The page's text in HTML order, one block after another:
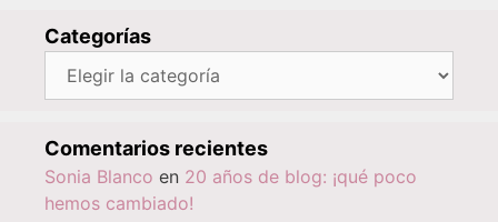
Categorías
Comentarios recientes
Sonia Blanco en 20 años de blog: ¡qué poco
hemos cambiado!